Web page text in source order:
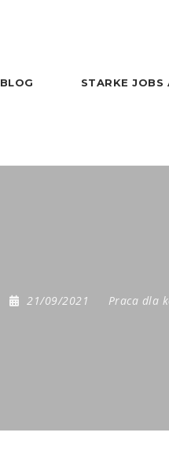
BLOG STARKE JOBS
21/09/2021 Praca dla